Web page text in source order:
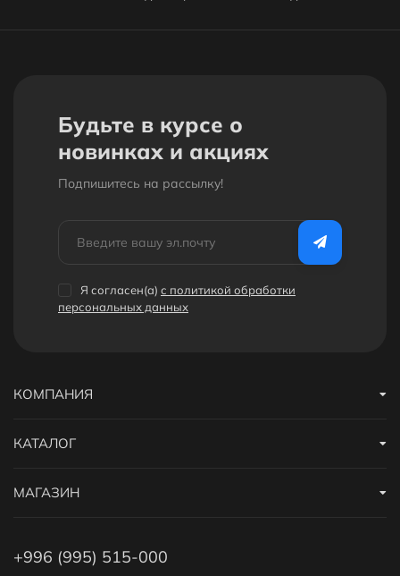
Кешбек с каждого заказа
За покупку портативных колонок hoco вы получите бонусы в
размере от 3% до 15% от стоимости заказа. 1 бонус = 1сом.
Бонусами можно оплатить до 30% заказа.
Дополнительные скидки
Получайте дополнительные скидки на покупку портативной
отзыва! Подробнеездесь. А еще у нас естьреферальная
программа.
Будьте в курсе о
новинках и акциях
Подпишитесь на рассылкy!
Я согласен(a) с политикой обработки
персональных данных
КОМПАНИЯ
КАТАЛОГ
МАГАЗИН
+996 (995) 515-000